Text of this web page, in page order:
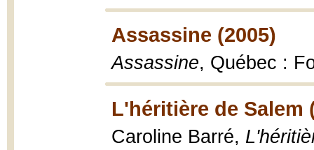
Assassine (2005)
Assassine, Québec :
L'héritière de Salem
Caroline Barré,